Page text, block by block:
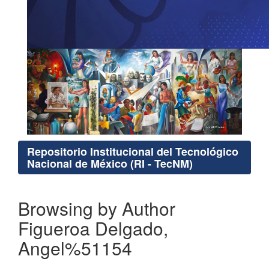
Repositorio Institucional del Tecnológico
Nacional de México (RI - TecNM)
Browsing by Author
Figueroa Delgado,
Angel%51154